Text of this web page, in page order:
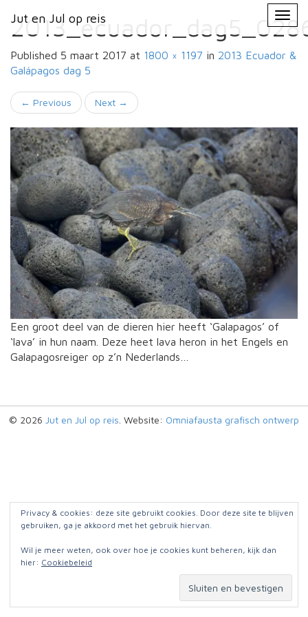
Jut en Jul op reis
Primary
Menu
Jut en Jul op reis
Published 5 maart 2017 at 1800 × 1197 in 2013 Ecuador &
Galápagos dag 5
← Previous Next →
Een groot deel van de dieren hier heeft ‘Galapagos’ of
‘lava’ in hun naam. Deze heet lava heron in het Engels en
Galapagosreiger op z’n Nederlands…
© 2026 Jut en Jul op reis . Website: Omniafausta grafisch ontwerp
Privacy & cookies: deze site gebruikt cookies. Door deze site te blijven
gebruiken, ga je akkoord met het gebruik hiervan.
Wil je meer weten, ook over hoe je cookies kunt beheren, kijk dan
hier: Cookiebeleid